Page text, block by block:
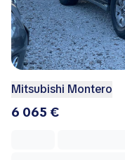
Mitsubishi Montero
6 065 €